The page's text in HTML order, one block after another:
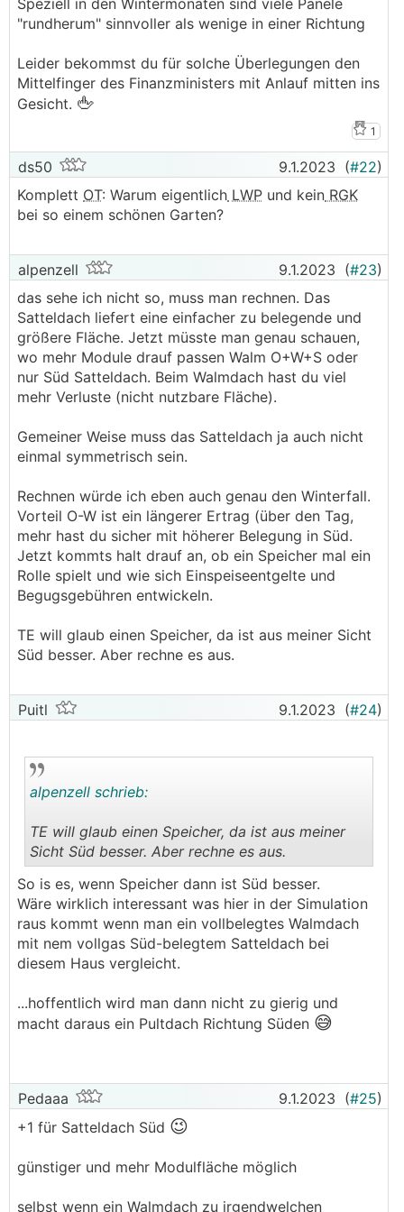
Winter. Meine Tendenz geht momentan in Richtung
der zweiten Variante, meine Überlegungen dazu:
• im Sommer wird die Anlage so oder so mehr als
genug Strom für den Eigenverbrauch produzieren.
Überschusseinspeisung ist für mich ein nettes und
willkommenes Add-on, aber nicht die
• im Winter sind die Dachmodule durch das ziemlich
flache Dach (18°) weniger effektiv, außerdem bleibt
Schnee vermutlich relativ lange liegen, Möglichkeit
zur Reinigung sehe ich nicht wirklich
guten Ertrag, außerdem fällt hier das Schneeproblem
weg. Im Sommer gefällt mir der zusätzliche
Hitzeschutzeffekt, da sich die Fassade nicht ganz so
sehr aufheizt. Der obere Teil wäre im Hochsommer
durch den Dachüberstand zwar großteils im
Schatten, aber wie gesagt: zu der Jahreszeit
produzieren die anderen Flächen dafür umso mehr.
• der Zaun nach Süden (22m) scheint mir auch vor
gibt es hier noch keinerlei Einfriedung, d.h.
irgendeinen Zaun müssen wir so oder so machen.
Mais-Acker, d.h. im Winterhalbjahr ist das eine riesen
freie Fläche mit null Schatten. Im Sommer, wenn der
Mais hoch ist, ist auch der Sonnenstand so hoch,
dass bei 1-2m Abstand vermutlich wenig bis gar
keine Verschattung auftritt. Ein Risiko wäre halt, dass
irgendwann der Acker verkauft werden könnte und
natürlich ärgerlich. Allerdings haben wir mit dem
Besitzer schon gesprochen und er hat zumindest mal
vorhat, zu verkaufen. Wie genau ich diese Idee
realisieren könnte (Solarzaun von der Stange,
vielleicht hat ja jemand eine gute Idee oder schon
Erfahrungen mit ähnlichen Anlagen.
als schattige Sitzgelegenheit im Sommer (ca. 5x4m).
Genau Details gibts auch hier noch nicht, aber es
würde sich anbieten, diese etwas massiver zu bauen
und mit PV-Modulen zu belegen, evtl. leicht
aufgeständert.
• Dach Ost/West hat sicherlich einen guten Ertrag
im Sommer, aber bringt im Winter wohl nicht so viel,
und bei Schnee schon mal gar nix...
Szenario im tiefsten Winter. Da möcht ich zumindest
eine eingeschränkte Selbstversorgung
Heizkörper). Wenn genau dann alle Module unter
Schnee liegen, bringt mir die ganze Anlage nichts.
Daher ist es mir insgesamt wichtiger, den Ertrag
absoluten Ertrag übers ganze Jahr zu optimieren.
überlegt, aber wenn ich mir so die
Speziell in den Wintermonaten sind viele Panele
"rundherum" sinnvoller als wenige in einer Richtung
Leider bekommst du für solche Überlegungen den
Mittelfinger des Finanzministers mit Anlauf mitten ins
Gesicht. 🖕
1
ds50 9.1.2023 (#22)
Komplett OT: Warum eigentlich LWP und kein RGK
bei so einem schönen Garten?
alpenzell 9.1.2023 (#23)
das sehe ich nicht so, muss man rechnen. Das
Satteldach liefert eine einfacher zu belegende und
größere Fläche. Jetzt müsste man genau schauen,
wo mehr Module drauf passen Walm O+W+S oder
nur Süd Satteldach. Beim Walmdach hast du viel
mehr Verluste (nicht nutzbare Fläche).
Gemeiner Weise muss das Satteldach ja auch nicht
einmal symmetrisch sein.
Rechnen würde ich eben auch genau den Winterfall.
Vorteil O-W ist ein längerer Ertrag (über den Tag,
mehr hast du sicher mit höherer Belegung in Süd.
Jetzt kommts halt drauf an, ob ein Speicher mal ein
Rolle spielt und wie sich Einspeiseentgelte und
Begugsgebühren entwickeln.
TE will glaub einen Speicher, da ist aus meiner Sicht
Süd besser. Aber rechne es aus.
Puitl 9.1.2023 (#24)
..
alpenzell schrieb:
TE will glaub einen Speicher, da ist aus meiner
Sicht Süd besser. Aber rechne es aus.
So is es, wenn Speicher dann ist Süd besser.
Wäre wirklich interessant was hier in der Simulation
raus kommt wenn man ein vollbelegtes Walmdach
mit nem vollgas Süd-belegtem Satteldach bei
diesem Haus vergleicht.
...hoffentlich wird man dann nicht zu gierig und
macht daraus ein Pultdach Richtung Süden 😅
Pedaaa 9.1.2023 (#25)
+1 für Satteldach Süd 😉
günstiger und mehr Modulfläche möglich
selbst wenn ein Walmdach zu irgendwelchen